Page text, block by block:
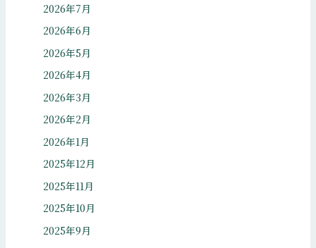
2026年7月
2026年6月
2026年5月
2026年4月
2026年3月
2026年2月
2026年1月
2025年12月
2025年11月
2025年10月
2025年9月